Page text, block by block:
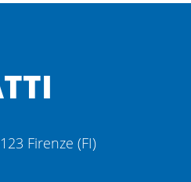
Firenze (FI)